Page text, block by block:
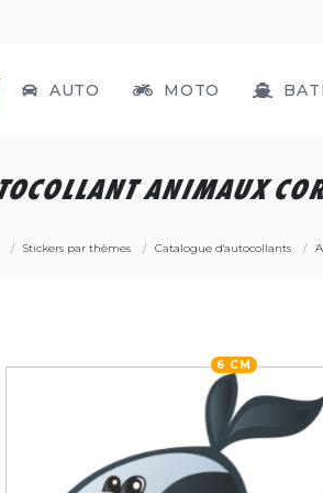
AUTO MOTO
ANIMAUX
Stickers par thèmes Catalogue d'autocollants
6 CM